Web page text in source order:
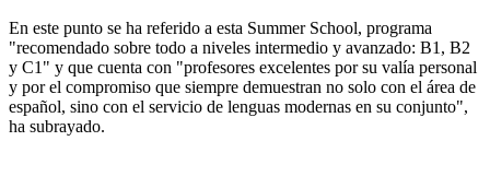
En este punto se ha referido a esta Summer School, programa
"recomendado sobre todo a niveles intermedio y avanzado: B1, B2
y C1" y que cuenta con "profesores excelentes por su valía personal
y por el compromiso que siempre demuestran no solo con el área de
español, sino con el servicio de lenguas modernas en su conjunto",
ha subrayado.